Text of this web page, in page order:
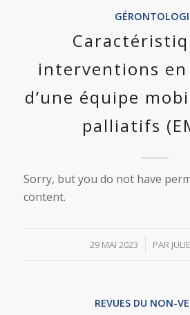
interventions
d’une équipe
palliatifs
Sorry, but you do not have
content.
29 MAI 2023
/ PAR
REVUES DU NON-